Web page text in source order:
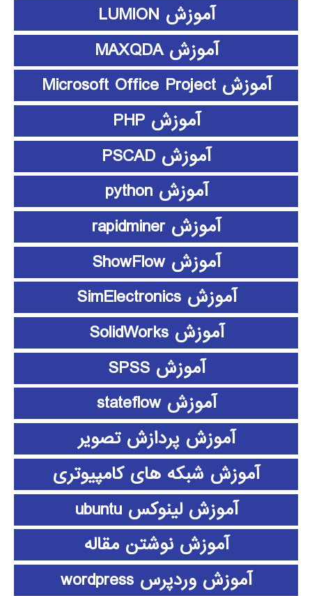
آموزش LUMION
آموزش MAXQDA
آموزش Microsoft Office Project
آموزش PHP
آموزش PSCAD
آموزش python
آموزش rapidminer
آموزش ShowFlow
آموزش SimElectronics
آموزش SolidWorks
آموزش SPSS
آموزش stateflow
آموزش پردازش تصویر
آموزش شبکه های کامپیوتری
آموزش لینوکس ubuntu
آموزش نوشتن مقاله
آموزش وردپرس wordpress